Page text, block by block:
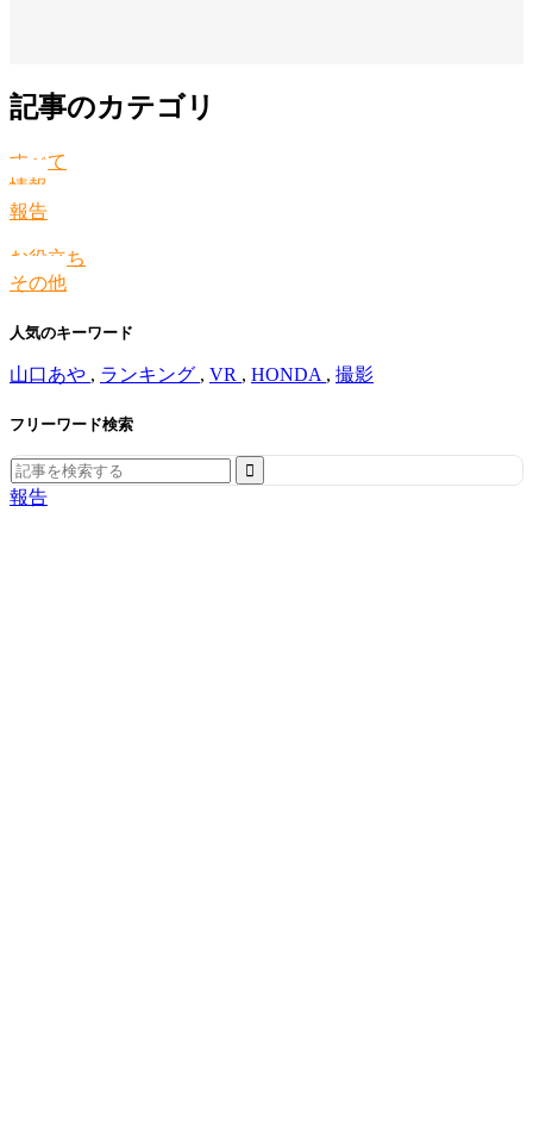
記事のカテゴリ
すべて
情報
報告
お役立ち
その他
人気のキーワード
山口あや , ランキング , VR , HONDA , 撮影
フリーワード検索
Search
for:
報告